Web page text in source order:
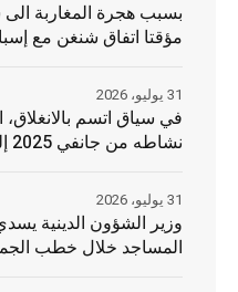
بسبب هجرة المغاربة الى
مؤقتا اتفاق شنغن مع
في سياق اتسم بالانغلاق،
نشاطه من جانفي 2025 إلى حد الساعة
31 يوليو، 2026
وزير الشؤون الدينية
المساجد خلال خطب
31 يوليو، 2026